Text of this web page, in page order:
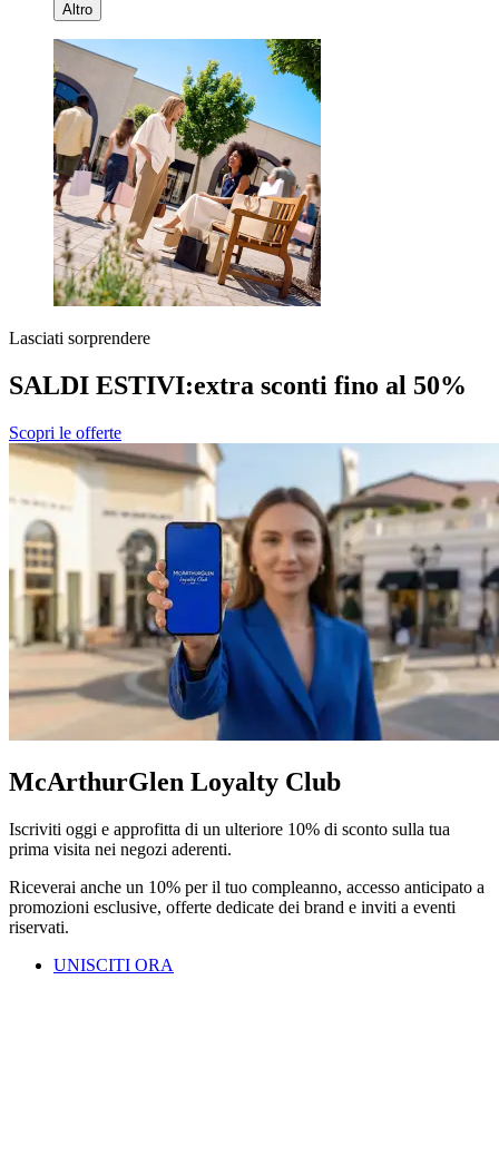
Altro
Lasciati sorprendere
SALDI ESTIVI:extra sconti fino al 50%
Scopri le offerte
McArthurGlen Loyalty Club
Iscriviti oggi e approfitta di un ulteriore 10% di sconto sulla tua
prima visita nei negozi aderenti.
Riceverai anche un 10% per il tuo compleanno, accesso anticipato a
promozioni esclusive, offerte dedicate dei brand e inviti a eventi
riservati.
UNISCITI ORA